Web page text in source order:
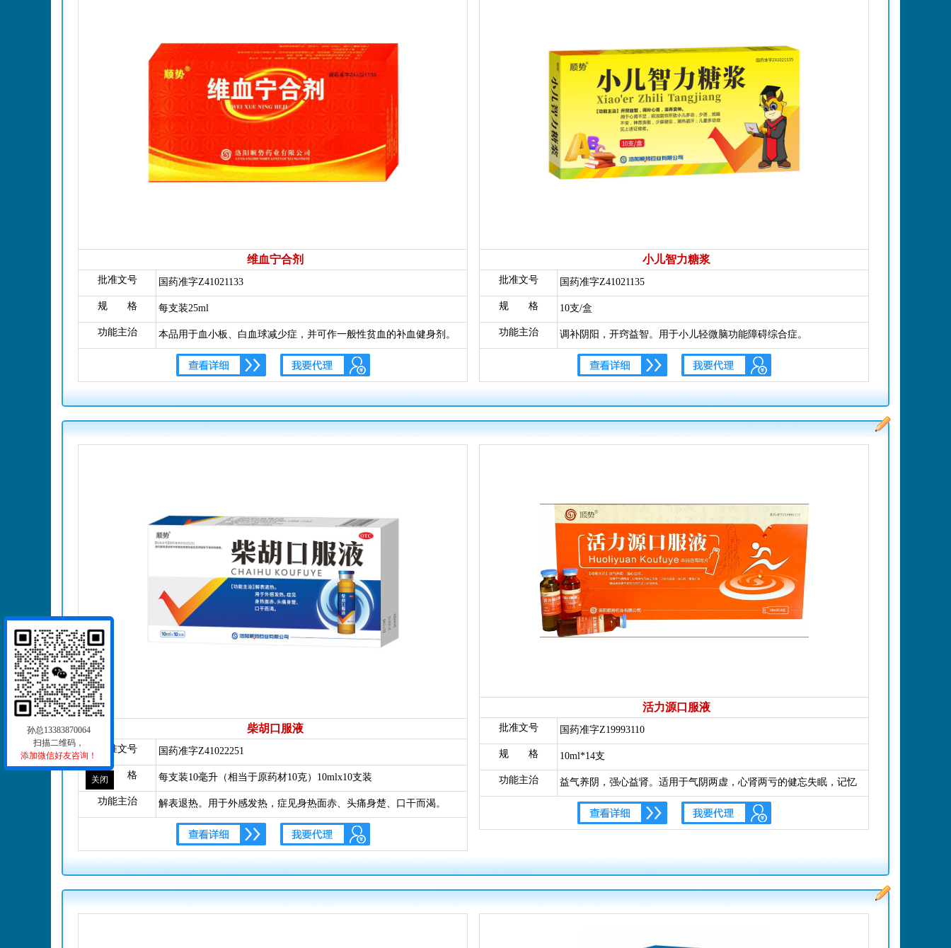
维血宁合剂
批准文号 国药准字Z41021133
规 格 每支装25ml
功能主治 本品用于血小板、白血球减少症，并可作一般性贫血的补血健身剂。
小儿智力糖浆
批准文号 国药准字Z41021135
规 格 10支/盒
功能主治 调补阴阳，开窍益智。用于小儿轻微脑功能障碍综合症。
柴胡口服液
批准文号 国药准字Z41022251
规 格 每支装10毫升（相当于原药材10克）10mlx10支装
功能主治 解表退热。用于外感发热，症见身热面赤、头痛身楚、口干而渴。
活力源口服液
批准文号 国药准字Z19993110
规 格 10ml*14支
功能主治
益气养阴，强心益肾。适用于气阴两虚，心肾两亏的健忘失眠，记忆
力减退，冠心病，慢性肝炎，糖尿病及更年期综合症而见上述证候
者。
孙总13383870064
扫描二维码，
添加微信好友咨询！
关闭